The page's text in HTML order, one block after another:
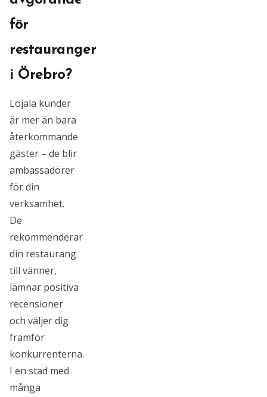
för
restauranger
i Örebro?
Lojala kunder
är mer än bara
återkommande
gäster – de blir
ambassadörer
för din
verksamhet.
De
rekommenderar
din restaurang
till vänner,
lämnar positiva
recensioner
och väljer dig
framför
konkurrenterna.
I en stad med
många